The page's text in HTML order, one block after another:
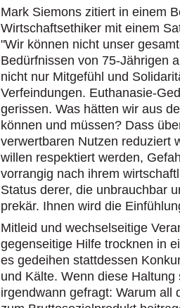
Mark Siemons zitiert in einem
Wirtschaftsethiker mit einem
"Wir können nicht unser
Bedürfnissen von 75-Jährigen
nicht nur Mitgefühl und
Verfeindungen. Euthanasie-
gerissen. Was hätten wir aus
können und müssen? Dass
verwertbaren Nutzen reduziert
willen respektiert werden,
vorrangig nach ihrem
Status derer, die unbrauchbar
prekär. Ihnen wird die
Mitleid und wechselseitige
gegenseitige Hilfe trocknen in
es gedeihen stattdessen
und Kälte. Wenn diese
irgendwann gefragt: Warum all